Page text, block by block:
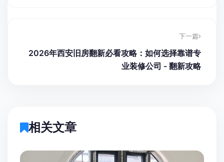
下一篇
2026年西安旧房翻新必看攻略：如何选择靠谱专
业装修公司 - 翻新攻略
相关文章